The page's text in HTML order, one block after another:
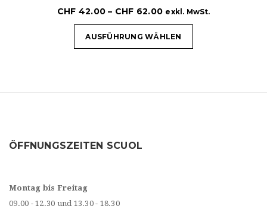
CHF 42.00 – CHF 62.00 exkl. MwSt.
AUSFÜHRUNG WÄHLEN
ÖFFNUNGSZEITEN SCUOL
Montag bis Freitag
09.00 - 12.30 und 13.30 - 18.30